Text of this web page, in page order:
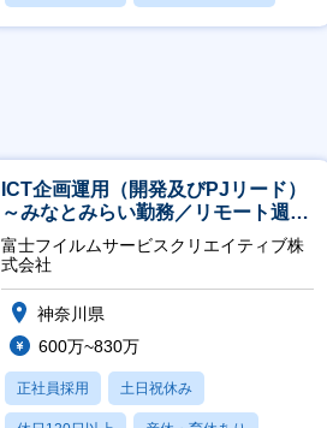
賞与あり
ICT企画運用（開発及びPJリード）
～みなとみらい勤務／リモート週
2OK／業務改善～
富士フイルムサービスクリエイティブ株
式会社
神奈川県
600万~830万
正社員採用 土日祝休み